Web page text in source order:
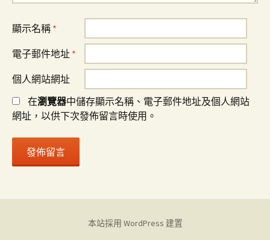
顯示名稱 *
電子郵件地址 *
個人網站網址
在瀏覽器中儲存顯示名稱、電子郵件地址及個人網站
網址，以供下次發佈留言時使用。
本站採用 WordPress 建置